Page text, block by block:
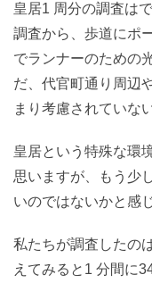
皇居1 周分の調査は
調査から、歩道にポ
でランナーのための
だ、代官町通り周辺
まり考慮されていな
皇居という特殊な環
思いますが、もう少
いのではないかと感
私たちが調査したの
えてみると1 分間に